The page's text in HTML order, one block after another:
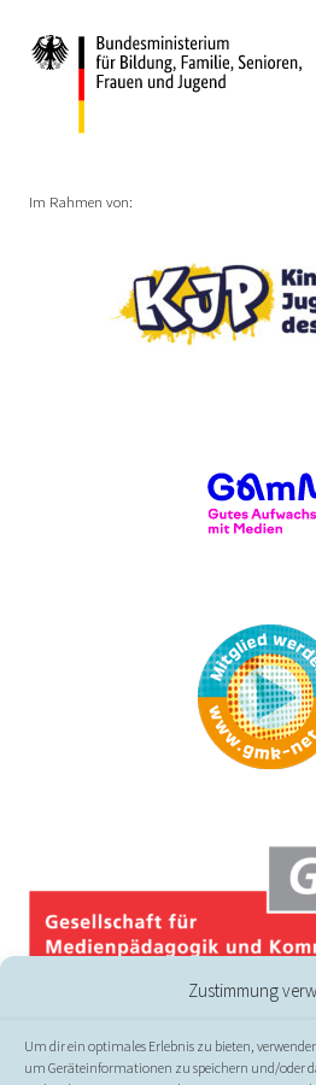
Zustimmung
Um dir ein optimales Erlebnis zu bieten,
um Geräteinformationen zu speichern und/oder
Im Rahmen von: